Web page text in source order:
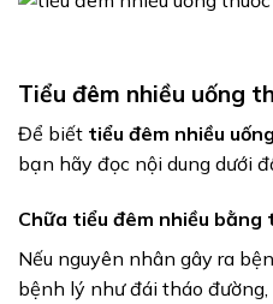
Tiểu đêm nhiều uống
Để biết tiểu đêm nhiều
bạn hãy đọc nội dung dưới
Chữa tiểu đêm nhiều bằng
Nếu nguyên nhân gây ra
bệnh lý như đái tháo